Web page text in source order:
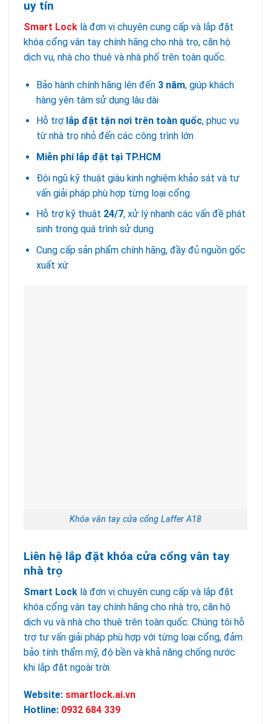
uy tín
Smart Lock là đơn vị chuyên cung cấp và lắp đặt
khóa cổng vân tay chính hãng cho nhà trọ, căn hộ
dịch vụ, nhà cho thuê và nhà phố trên toàn quốc.
Bảo hành chính hãng lên đến 3 năm, giúp khách
hàng yên tâm sử dụng lâu dài
Hỗ trợ lắp đặt tận nơi trên toàn quốc, phục vụ
từ nhà trọ nhỏ đến các công trình lớn
Miễn phí lắp đặt tại TP.HCM
Đội ngũ kỹ thuật giàu kinh nghiệm khảo sát và tư
vấn giải pháp phù hợp từng loại cổng
Hỗ trợ kỹ thuật 24/7, xử lý nhanh các vấn đề phát
sinh trong quá trình sử dụng
Cung cấp sản phẩm chính hãng, đầy đủ nguồn gốc
xuất xứ
Khóa vân tay cửa cổng Laffer A18
Liên hệ lắp đặt khóa cửa cổng vân tay
nhà trọ
Smart Lock là đơn vị chuyên cung cấp và lắp đặt
khóa cổng vân tay chính hãng cho nhà trọ, căn hộ
dịch vụ và nhà cho thuê trên toàn quốc. Chúng tôi hỗ
trợ tư vấn giải pháp phù hợp với từng loại cổng, đảm
bảo tính thẩm mỹ, độ bền và khả năng chống nước
khi lắp đặt ngoài trời.
Website: smartlock.ai.vn
Hotline: 0932 684 339